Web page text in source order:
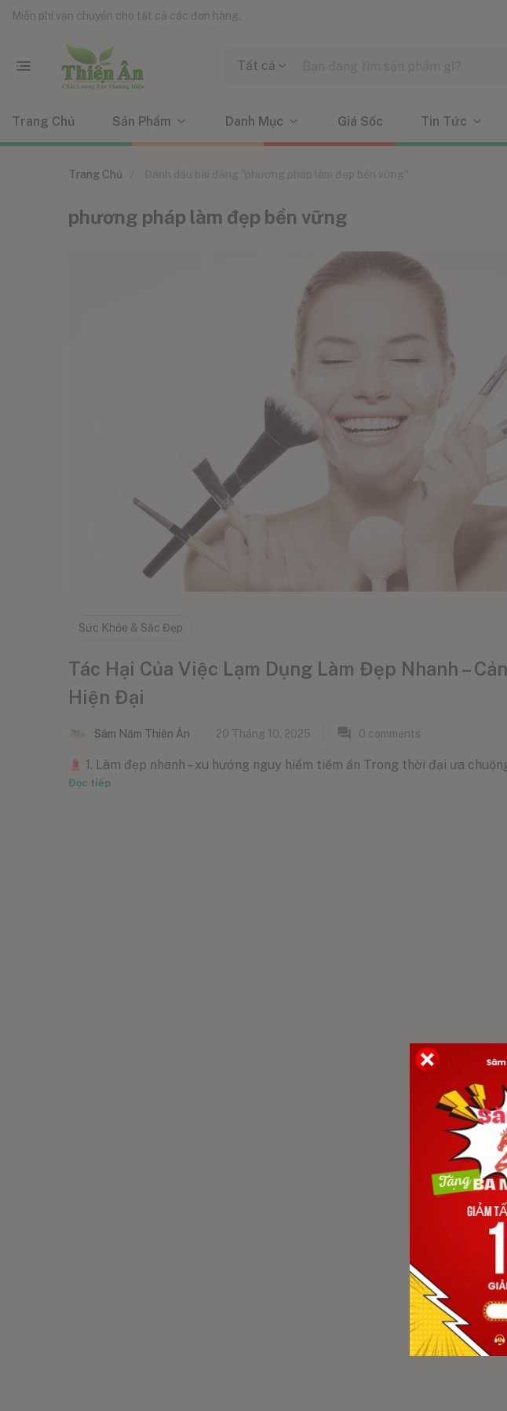
Miễn phí vận chuyển cho tất cả các đơn hàng.
Tất cả
Trang Chủ Sản Phẩm Danh Mục Giá Sốc Tin Tức
Trang Chủ
phương pháp làm đẹp bền vững
Sức Khỏe & Sắc Đẹp
Tác Hại Của Việc Lạm Dụng Làm Đẹp Nhanh –
Hiện Đại
Sâm Nấm Thiên Ân 20 Tháng 10, 2025 0 comments
1. Làm đẹp nhanh – xu hướng nguy hiểm tiềm ẩn Trong thời đại ưa
Đọc tiếp